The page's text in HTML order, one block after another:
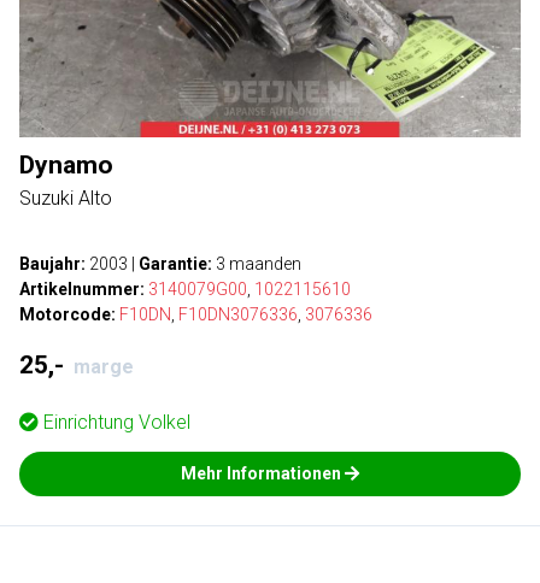
Dynamo
Suzuki Alto
Baujahr: 2003 Garantie: 3 maanden
Artikelnummer: 3140079G00 1022115610
Motorcode: F10DN F10DN3076336 3076336
25,- marge
Einrichtung Volkel
Mehr Informationen